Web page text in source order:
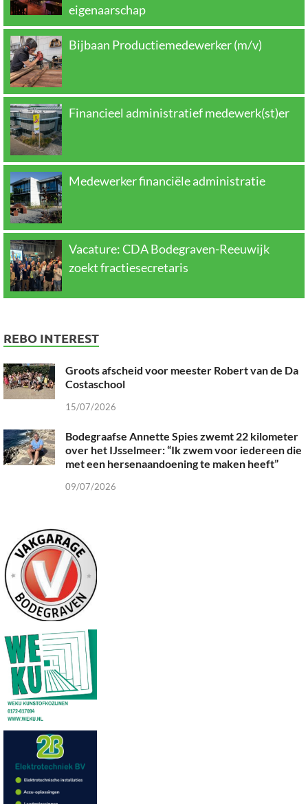
eigenaarschap
Bijbaan Productiemedewerker (m/v)
Financieel administratief medewerk(st)er
Medewerker financiële administratie
Vacature: CDA Bodegraven-Reeuwijk
zoekt fractiesecretaris
REBO INTEREST
Groots afscheid voor meester Robert van de Da
Costaschool
15/07/2026
Bodegraafse Annette Spies zwemt 22 kilometer
over het IJsselmeer: “Ik zwem voor iedereen die
met een hersenaandoening te maken heeft”
09/07/2026